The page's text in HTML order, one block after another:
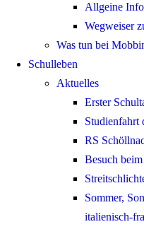
Allgeine
Wegweiser
Was tun bei
Schulleben
Aktuelles
Erster
Studienfahrt
RS
Besuch
Sommer,
italienisch-